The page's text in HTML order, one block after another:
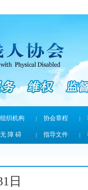
组织机构 | 协会章程 |
无 障 碍 | 指导文件 |
日